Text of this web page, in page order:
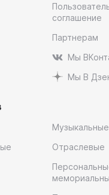
соглашение
Партнерам
Мы
Мы В
Музыкальные
Отраслевые